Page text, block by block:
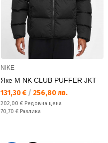
NIKE
Яке M NK CLUB PUFFER JKT
Текуща цена:
131,30 € / 256,80 лв.
Редовна цена:
202,00 € Редовна цена
Спестявате:
70,70 € Разлика